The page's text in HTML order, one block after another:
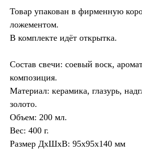
Товар упакован в фирменную
ложементом.
В комплекте идёт открытка.
Состав свечи: соевый воск,
композиция.
Материал: керамика, глазурь,
золото.
Объем: 200 мл.
Вес: 400 г.
Размер ДхШхВ: 95х95х140 мм